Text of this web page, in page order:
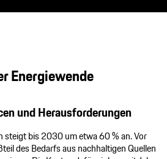
Energiewende
und Herausforderungen
steigt bis 2030 um etwa 60 % an. Vor
des Bedarfs aus nachhaltigen Quellen